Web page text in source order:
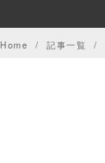
Home 記事一覧